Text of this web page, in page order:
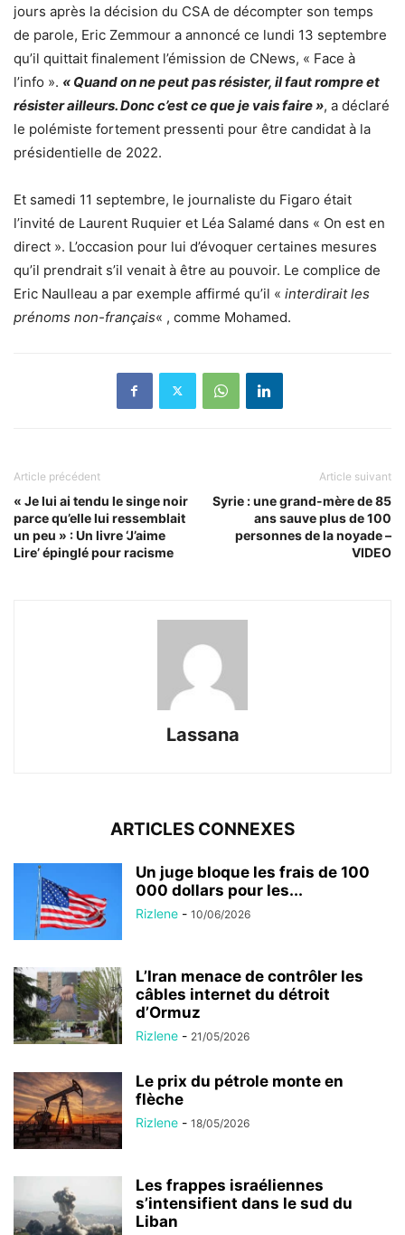
jours après la décision du CSA de décompter son temps
de parole, Eric Zemmour a annoncé ce lundi 13 septembre
qu’il quittait finalement l’émission de CNews, « Face à
l’info ». « Quand on ne peut pas résister, il faut rompre et
résister ailleurs. Donc c’est ce que je vais faire », a déclaré
le polémiste fortement pressenti pour être candidat à la
présidentielle de 2022.
Et samedi 11 septembre, le journaliste du Figaro était
l’invité de Laurent Ruquier et Léa Salamé dans « On est en
direct ». L’occasion pour lui d’évoquer certaines mesures
qu’il prendrait s’il venait à être au pouvoir. Le complice de
Eric Naulleau a par exemple affirmé qu’il « interdirait les
prénoms non-français« , comme Mohamed.
Article précédent
« Je lui ai tendu le singe noir
parce qu’elle lui ressemblait
un peu » : Un livre ‘J’aime
Lire’ épinglé pour racisme
Article suivant
Syrie : une grand-mère de 85
ans sauve plus de 100
personnes de la noyade –
VIDEO
Lassana
ARTICLES CONNEXES
Un juge bloque les frais de 100
000 dollars pour les...
Rizlene - 10/06/2026
L’Iran menace de contrôler les
câbles internet du détroit
d’Ormuz
Rizlene - 21/05/2026
Le prix du pétrole monte en
flèche
Rizlene - 18/05/2026
Les frappes israéliennes
s’intensifient dans le sud du
Liban